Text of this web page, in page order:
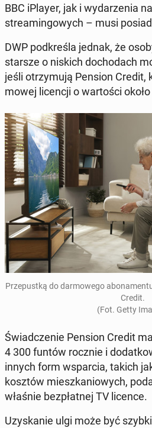
BBC iPlayer, jak i wy­da­rze­nia
stre­amin­go­wych – musi
DWP pod­kre­śla jednak, że
starsze o niskich do­cho­dach
jeśli otrzy­mu­ją Pension
mo­wej li­cen­cji o war­to­ści
Prze­pust­ką do dar­mo­we­go
Credit.
(Fot. Getty
Świad­cze­nie Pension Credit
4 300 funtów rocznie i
innych form wspar­cia, takich
kosztów miesz­ka­nio­wych,
właśnie bez­płat­nej TV licence.
Uzy­ska­nie ulgi może być